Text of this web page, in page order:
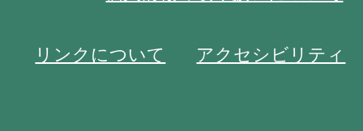
リンクについて アクセシビリティ